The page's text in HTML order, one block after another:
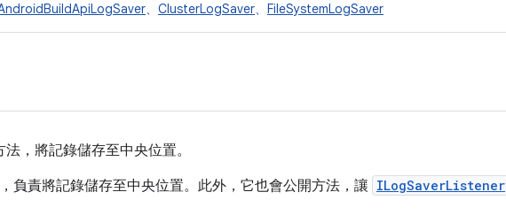
、 ClusterLogSaver、 FileSystemLogSaver
，將記錄儲存至中央位置。
負責將記錄儲存至中央位置。此外，它也會公開方法，讓 ILogSaverListener